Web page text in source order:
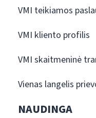
VMI teikiamos
VMI kliento profilis
VMI skaitmeninė
Vienas langelis
NAUDINGA